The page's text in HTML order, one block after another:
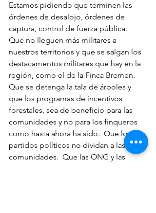
Estamos pidiendo que terminen las
órdenes de desalojo, órdenes de
captura, control de fuerza pública.
Que no lleguen más militares a
nuestros territorios y que se salgan los
destacamentos militares que hay en la
región, como el de la Finca Bremen.
Que se detenga la tala de árboles y
que los programas de incentivos
forestales, sea de beneficio para las
comunidades y no para los finqueros
como hasta ahora ha sido.  Que los
partidos políticos no dividan a las
comunidades.  Que las ONG y las